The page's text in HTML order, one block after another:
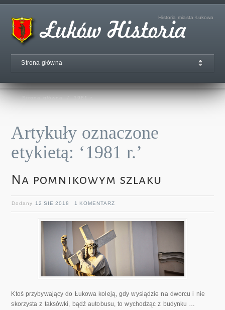
Historia miasta Łukowa
Strona główna
Strona główna 1981 r.
Artykuły oznaczone
etykietą: ‘1981 r.’
Na pomnikowym szlaku
Dodany 12 SIE 2018 1 KOMENTARZ
Ktoś przybywający do Łukowa koleją, gdy wysiądzie na dworcu i nie
skorzysta z taksówki, bądź autobusu, to wychodząc z budynku …